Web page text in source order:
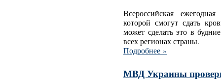
Всероссийская
которой смогут сдать
может сделать это в
всех регионах страны.
Подробнее »
МВД Украины